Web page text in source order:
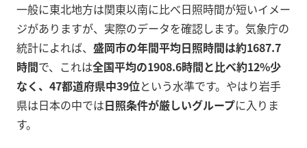
一般に東北地方は関東以南に比べ日照時間が短いイメー
ジがありますが、実際のデータを確認します。気象庁の
統計によれば、 盛岡市の年間平均日照時間は約1687.7
時間で、これは全国平均の1908.6時間と比べ約12%少
なく、47都道府県中39位という水準です。やはり岩手
県は日本の中では日照条件が厳しいグループに入りま
す。